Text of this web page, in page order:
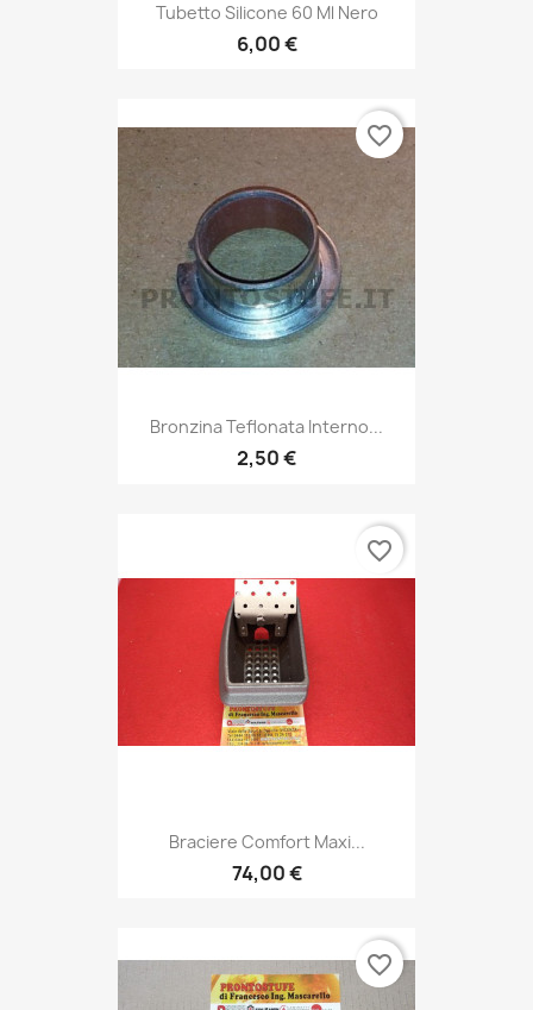
Tubetto Silicone 60 Ml Nero
6,00 €
Bronzina Teflonata Interno...
2,50 €
favorite_border
Braciere Comfort Maxi...
74,00 €
favorite_border
favorite_border